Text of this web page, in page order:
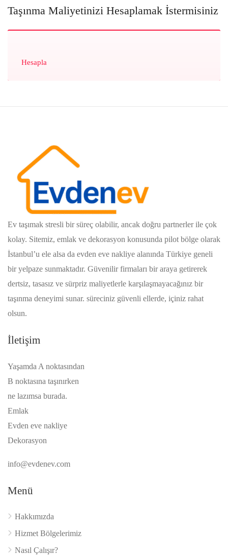
Taşınma Maliyetinizi Hesaplamak İstermisiniz
Hesapla
Ev taşımak stresli bir süreç olabilir, ancak doğru partnerler ile çok
kolay. Sitemiz, emlak ve dekorasyon konusunda pilot bölge olarak
İstanbul’u ele alsa da evden eve nakliye alanında Türkiye geneli
bir yelpaze sunmaktadır. Güvenilir firmaları bir araya getirerek
dertsiz, tasasız ve sürpriz maliyetlerle karşılaşmayacağınız bir
taşınma deneyimi sunar. süreciniz güvenli ellerde, içiniz rahat
olsun.
İletişim
Yaşamda A noktasından
B noktasına taşınırken
ne lazımsa burada.
Emlak
Evden eve nakliye
Dekorasyon
info@evdenev.com
Menü
Hakkımızda
Hizmet Bölgelerimiz
Nasıl Çalışır?